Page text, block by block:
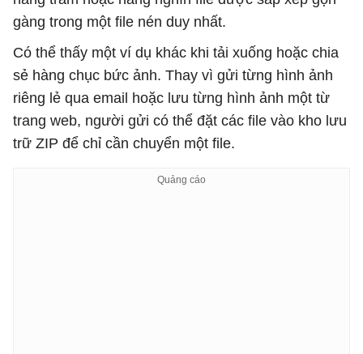
gàng trong một file nén duy nhất.
Có thể thấy một ví dụ khác khi tải xuống hoặc chia
sẻ hàng chục bức ảnh. Thay vì gửi từng hình ảnh
riêng lẻ qua email hoặc lưu từng hình ảnh một từ
trang web, người gửi có thể đặt các file vào kho lưu
trữ ZIP để chỉ cần chuyển một file.